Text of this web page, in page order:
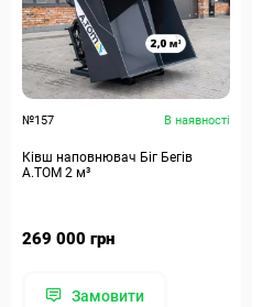
№157 В наявності
Ківш наповнювач Біг Бегів
А.ТОМ 2 м³
269 000 грн
Замовити